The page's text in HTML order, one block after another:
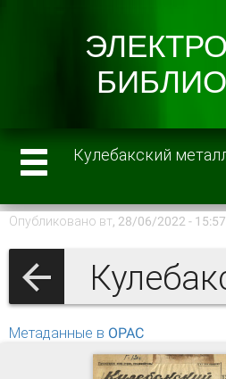
Кулебакский
Опубликовано вт, 28/06/2022 -
Метаданные в OPAC